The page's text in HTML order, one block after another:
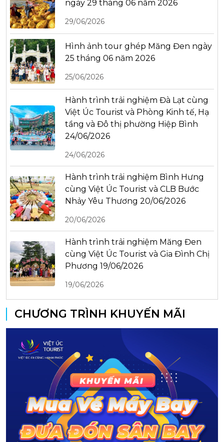
ngày 29 tháng 06 năm 2026
29/06/2026
Hình ảnh tour ghép Măng Đen ngày
25 tháng 06 năm 2026
25/06/2026
Hành trình trải nghiệm Đà Lạt cùng
Việt Úc Tourist và Phòng Kinh tế, Hạ
tầng và Đô thị phường Hiệp Bình
24/06/2026
24/06/2026
Hành trình trải nghiệm Bình Hưng
cùng Việt Úc Tourist và CLB Bước
Nhảy Yêu Thương 20/06/2026
20/06/2026
Hành trình trải nghiệm Măng Đen
cùng Việt Úc Tourist và Gia Đình Chị
Phương 19/06/2026
19/06/2026
CHƯƠNG TRÌNH KHUYẾN MÃI